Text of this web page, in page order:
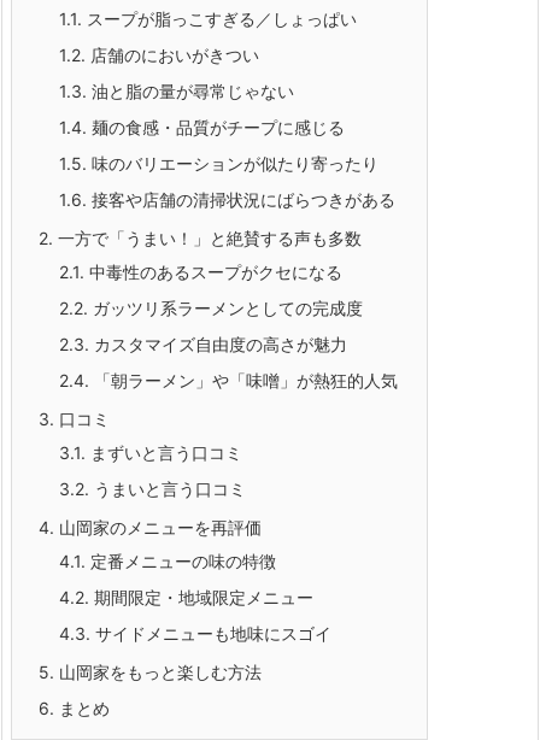
1.1. スープが脂っこすぎる／しょっぱい
1.2. 店舗のにおいがきつい
1.3. 油と脂の量が尋常じゃない
1.4. 麺の食感・品質がチープに感じる
1.5. 味のバリエーションが似たり寄ったり
1.6. 接客や店舗の清掃状況にばらつきがある
2. 一方で「うまい！」と絶賛する声も多数
2.1. 中毒性のあるスープがクセになる
2.2. ガッツリ系ラーメンとしての完成度
2.3. カスタマイズ自由度の高さが魅力
2.4. 「朝ラーメン」や「味噌」が熱狂的人気
3. 口コミ
3.1. まずいと言う口コミ
3.2. うまいと言う口コミ
4. 山岡家のメニューを再評価
4.1. 定番メニューの味の特徴
4.2. 期間限定・地域限定メニュー
4.3. サイドメニューも地味にスゴイ
5. 山岡家をもっと楽しむ方法
6. まとめ